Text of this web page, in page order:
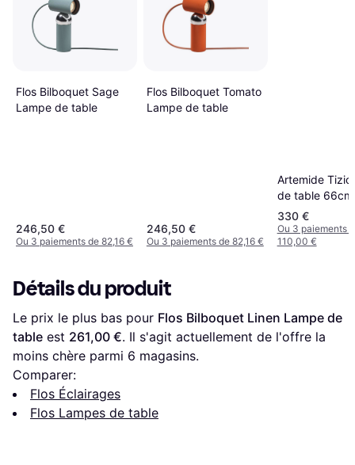
Flos Bilboquet Sage
Lampe de table
246,50 €
Ou 3 paiements de 82,16 €
Flos Bilboquet Tomato
Lampe de table
246,50 €
Ou 3 paiements de 82,16 €
Artemide Tizio
de table 66cm
330 €
Ou 3 paiements
110,00 €
Détails du produit
Le prix le plus bas pour Flos Bilboquet Linen Lampe de
table est 261,00 €. Il s'agit actuellement de l'offre la
moins chère parmi 6 magasins.
Comparer:
Flos Éclairages
Flos Lampes de table